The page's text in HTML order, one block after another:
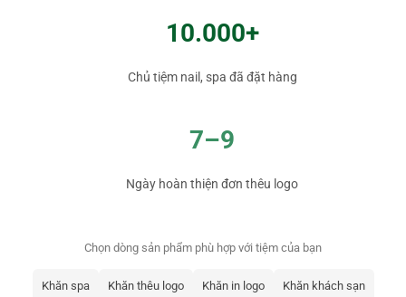
10.000+
Chủ tiệm nail, spa đã đặt hàng
7–9
Ngày hoàn thiện đơn thêu logo
Chọn dòng sản phẩm phù hợp với tiệm của bạn
Khăn spa Khăn thêu logo Khăn in logo Khăn khách sạn